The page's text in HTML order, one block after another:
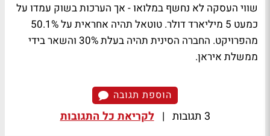
שווי העסקה לא נחשף במלואו - אך הערכות בשוק עמדו על
כמעט 5 מיליארד דולר. טוטאל תהיה אחראית על 50.1%
מהפרויקט. החברה הסינית תהיה בעלת 30% והשאר בידי
ממשלת איראן.
הוספת תגובה
3 תגובות | לקריאת כל התגובות